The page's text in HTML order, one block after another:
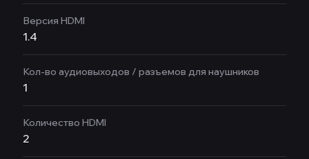
Версия HDMI
1.4
Кол-во аудиовыходов / разъемов для наушников
1
Количество HDMI
2